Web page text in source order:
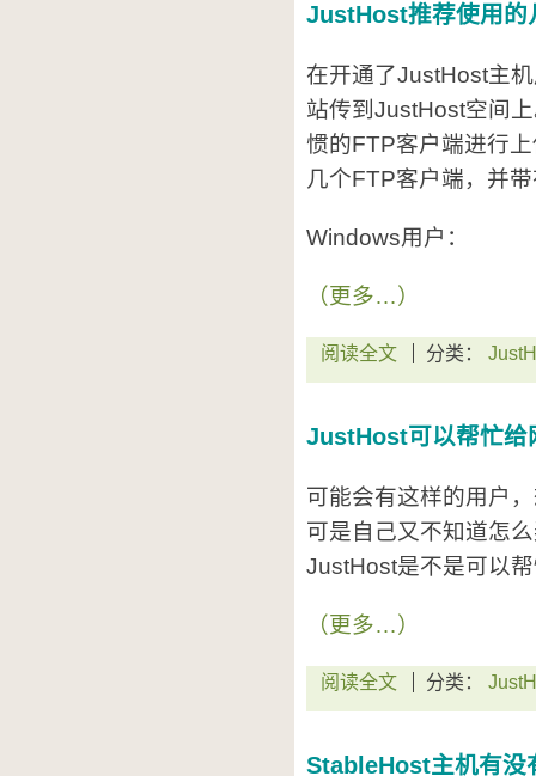
JustHost推荐使用的
在开通了JustHost主
站传到JustHost空间
惯的FTP客户端进行
几个FTP客户端，并
Windows用户：
（更多…）
阅读全文 分类：
JustHost可以帮忙给
可能会有这样的用户
可是自己又不知道怎
JustHost是不是可以
（更多…）
阅读全文 分类：
StableHost主机有没